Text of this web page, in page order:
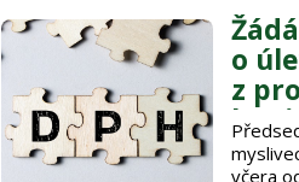
zabezpečení od společnosti SAFE
CHIP je klasickým elektronickým
vozidla …
o
z
včera